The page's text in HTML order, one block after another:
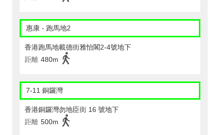
惠康 - 跑馬地2
香港跑馬地載德街雅怡閣2-4號地下
距離 480m
7-11 銅鑼灣
香港銅鑼灣勿地臣街 16 號地下
距離 500m